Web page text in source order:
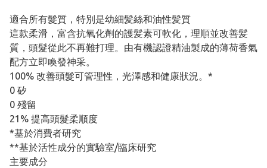
適合所有髮質，特別是幼細髪絲和油性髪質
這款柔滑，富含抗氧化劑的護髪素可軟化，理順並改善髪
質，頭髮從此不再難打理。由有機認證精油製成的薄荷香氣
配方立即喚發神采。
100% 改善頭髮可管理性，光澤感和健康狀況。*
0 矽
0 殘留
21% 提高頭髮柔順度
*基於消費者研究
**基於活性成分的實驗室/臨床研究
主要成分